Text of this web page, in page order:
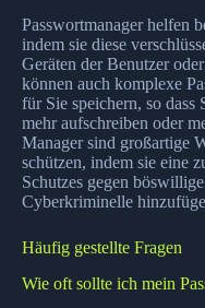
Passwortmanager helfen
indem sie diese
Geräten der Benutzer
können auch komplexe
für Sie speichern, so dass
mehr aufschreiben oder
Manager sind großartige
schützen, indem sie eine
Schutzes gegen
Cyberkriminelle
Häufig gestellte Fragen
Wie oft sollte ich mein